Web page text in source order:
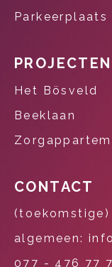
Parkeerplaats
PROJECTEN
Het Bösveld
Beeklaan
CONTACT
(toekomstige)
algemeen:
077 - 476 77